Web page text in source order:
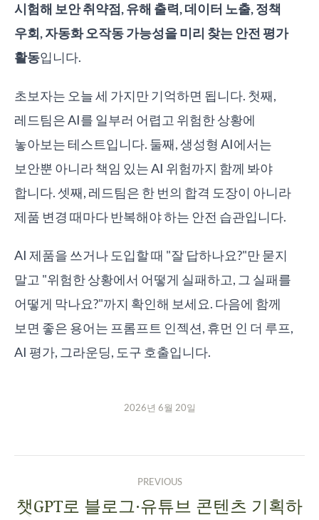
시험해 보안 취약점, 유해 출력, 데이터 노출, 정책
우회, 자동화 오작동 가능성을 미리 찾는 안전 평가
활동입니다.
초보자는 오늘 세 가지만 기억하면 됩니다. 첫째,
레드팀은 AI를 일부러 어렵고 위험한 상황에
놓아보는 테스트입니다. 둘째, 생성형 AI에서는
보안뿐 아니라 책임 있는 AI 위험까지 함께 봐야
합니다. 셋째, 레드팀은 한 번의 합격 도장이 아니라
제품 변경 때마다 반복해야 하는 안전 습관입니다.
AI 제품을 쓰거나 도입할 때 "잘 답하나요?"만 묻지
말고 "위험한 상황에서 어떻게 실패하고, 그 실패를
어떻게 막나요?"까지 확인해 보세요. 다음에 함께
보면 좋은 용어는 프롬프트 인젝션, 휴먼 인 더 루프,
AI 평가, 그라운딩, 도구 호출입니다.
2026년 6월 20일
PREVIOUS
챗GPT로 블로그·유튜브 콘텐츠 기획하